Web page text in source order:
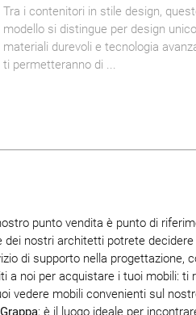
Tra i contenitori in stile design,
modello si distingue per design
materiali durevoli e tecnologia
ti permetteranno di ...
punto vendita è punto di
nostri architetti potrete
di supporto nella progettazione,
a noi per acquistare i tuoi mobili:
vedere mobili convenienti sul
; è il luogo ideale per